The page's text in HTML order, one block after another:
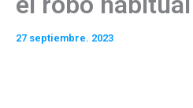
27 septiembre. 2023